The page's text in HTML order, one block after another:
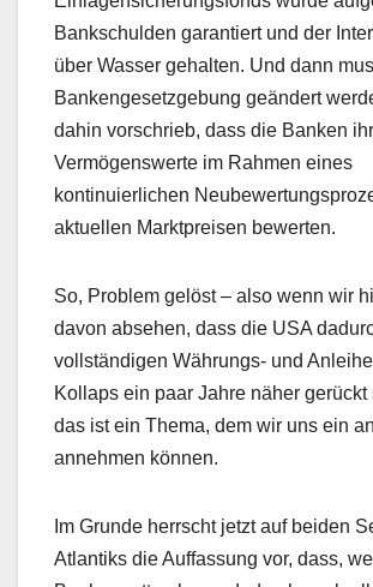
Bankschulden garantiert und der
über Wasser gehalten. Und dann
Bankengesetzgebung geändert
dahin vorschrieb, dass die Banken
Vermögenswerte im Rahmen eines
kontinuierlichen
aktuellen Marktpreisen bewerten.
So, Problem gelöst – also wenn wir
davon absehen, dass die USA
vollständigen Währungs- und
Kollaps ein paar Jahre näher gerückt
das ist ein Thema, dem wir uns ein
annehmen können.
Im Grunde herrscht jetzt auf beiden
Atlantiks die Auffassung vor, dass,